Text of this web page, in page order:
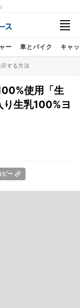
ー 車とバイク キャ
する方法
使用「生
り生乳100%ヨ
ピー